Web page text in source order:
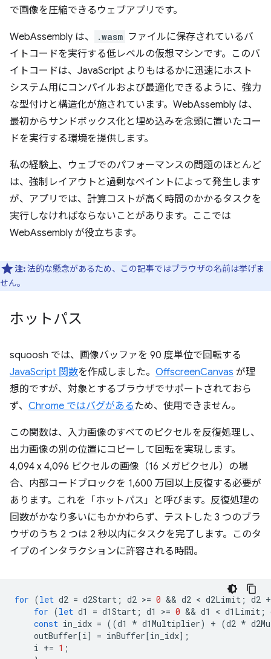
で画像を圧縮できるウェブアプリです。
WebAssembly は、 .wasm ファイルに保存されているバ
イトコードを実行する低レベルの仮想マシンです。このバ
イトコードは、JavaScript よりもはるかに迅速にホスト
システム用にコンパイルおよび最適化できるように、強力
な型付けと構造化が施されています。WebAssembly は、
最初からサンドボックス化と埋め込みを念頭に置いたコー
ドを実行する環境を提供します。
私の経験上、ウェブでのパフォーマンスの問題のほとんど
は、強制レイアウトと過剰なペイントによって発生します
が、アプリでは、計算コストが高く時間のかかるタスクを
実行しなければならないことがあります。ここでは
WebAssembly が役立ちます。
注:法的な懸念があるため、この記事ではブラウザの名前は挙げま
せん。
ホットパス
squoosh では、画像バッファを 90 度単位で回転する
JavaScript 関数を作成しました。 OffscreenCanvas が理
想的ですが、対象とするブラウザでサポートされておら
ず、 Chrome ではバグがある ため、使用できません。
この関数は、入力画像のすべてのピクセルを反復処理し、
出力画像の別の位置にコピーして回転を実現します。
4,094 x 4,096 ピクセルの画像（16 メガピクセル）の場
合、内部コードブロックを 1,600 万回以上反復する必要が
あります。これを「ホットパス」と呼びます。反復処理の
回数がかなり多いにもかかわらず、テストした 3 つのブラ
ウザのうち 2 つは 2 秒以内にタスクを完了します。このタ
イプのインタラクションに許容される時間。
for (let d2 = d2Start ; d2 >= 0 && d2 < d2Limit ; d2
for (let d1 = d1Start ; d1 >= 0 && d1 < d1Limit ;
const in_idx = ((d1 * d1Multiplier) + (d2 *
outBuffer[i] = inBuffer[in_idx];
i += 1 ;